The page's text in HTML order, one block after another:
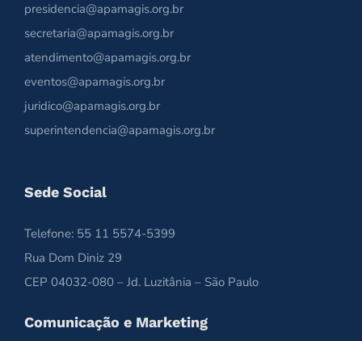
presidencia@apamagis.org.br
secretaria@apamagis.org.br
atendimento@apamagis.org.br
eventos@apamagis.org.br
juridico@apamagis.org.br
superintendencia@apamagis.org.br
Sede Social
Telefone: 55 11 5574-5399
Rua Dom Diniz 29
CEP 04032-080 – Jd. Luzitânia – São Paulo
Comunicação e Marketing